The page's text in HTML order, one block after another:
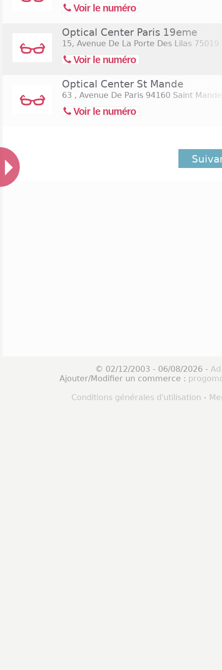
Voir le numéro
Optical Center Paris 19eme
15, Avenue De La Porte Des Lilas 75019
Voir le numéro
Optical Center St Mande
63 , Avenue De Paris 94160 Saint Mande
Voir le numéro
© 02/12/2003 - 06/08/2026 -
Ajouter/Modifier un commerce :
Conditions générales d'utilisation -